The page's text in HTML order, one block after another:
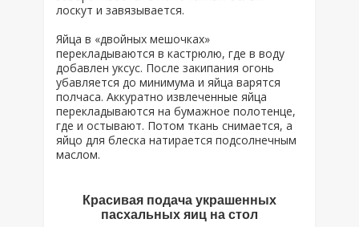
лоскут и завязывается.
Яйца в «двойных мешочках»
перекладываются в кастрюлю, где в воду
добавлен уксус. После закипания огонь
убавляется до минимума и яйца варятся
полчаса. Аккуратно извлеченные яйца
перекладываются на бумажное полотенце,
где и остывают. Потом ткань снимается, а
яйцо для блеска натирается подсолнечным
маслом.
Красивая подача украшенных
пасхальных яиц на стол